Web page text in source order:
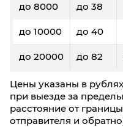
до 8000 до 38
до 10000 до 40
до 20000 до 82
Цены указаны в
при выезде за
расстояние от
отправителя и